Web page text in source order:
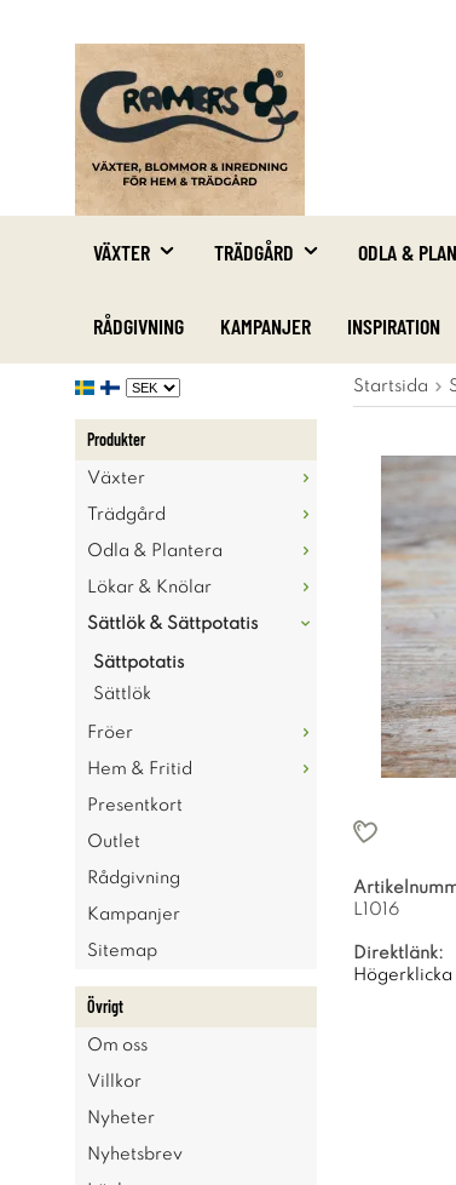
VÄXTER TRÄDGÅRD ODLA &
RÅDGIVNING KAMPANJER INSPIRATION
Produkter
Växter
Trädgård
Odla & Plantera
Lökar & Knölar
Sättlök & Sättpotatis
Sättpotatis
Sättlök
Fröer
Hem & Fritid
Presentkort
Outlet
Rådgivning
Kampanjer
Sitemap
Övrigt
Om oss
Villkor
Nyheter
Nyhetsbrev
Startsida
L1016
Direktlänk:
Högerklicka